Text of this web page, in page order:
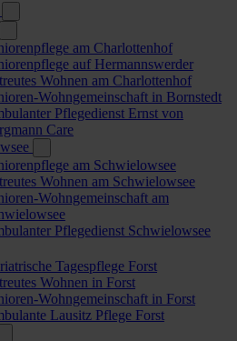
am Charlottenhof
auf Hermannswerder
Wohnen am Charlottenhof
Wohngemeinschaft in Bornstedt
Pflegedienst Ernst von
Care
am Schwielowsee
Wohnen am Schwielowsee
Wohngemeinschaft am
Pflegedienst Schwielowsee
Tagespflege Forst
Wohnen in Forst
Wohngemeinschaft in Forst
Lausitz Pflege Forst